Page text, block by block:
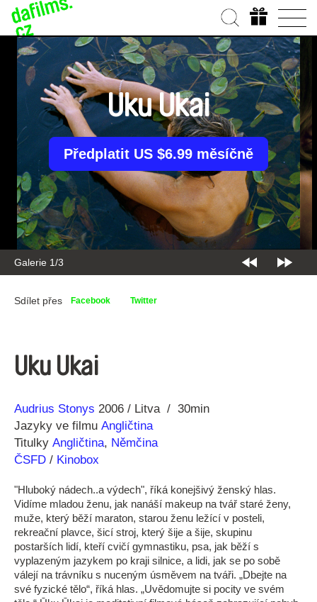
Galerie 1/3
Uku Ukai
Předplatit US $6.99 měsíčně
Sdílet přes Facebook Twitter
Uku Ukai
Režie
Audrius Stonys
Rok 2006 Litva
30min
Jazyky ve filmu Angličtina
Titulky Angličtina, Němčina
ČSFD / Kinobox
"Hluboký nádech..a výdech", říká konejšivý ženský hlas.
Vidíme mladou ženu, jak nanáší makeup na tvář staré ženy,
muže, který běží maraton, starou ženu ležící v posteli,
rekreační plavce, šicí stroj, který šije a šije, skupinu
postarších lidí, kteří cvičí gymnastiku, psa, jak běží s
vyplazeným jazykem po kraji silnice, a lidi, jak se po sobě
válejí na trávníku s nuceným úsměvem na tváři. „Dbejte na
své fyzické tělo“, říká hlas. „Uvědomujte si pocity ve svém